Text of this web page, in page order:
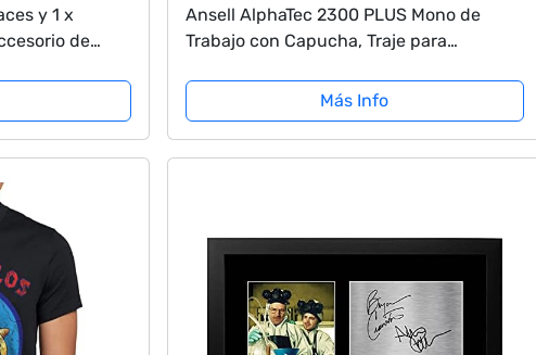
y 1 x
de
Traje
Ansell AlphaTec 2300 PLUS Mono de
Trabajo con Capucha, Traje para
Bricolaje, Amarillo, Tamaño XL (1 Unidad)
Más Info